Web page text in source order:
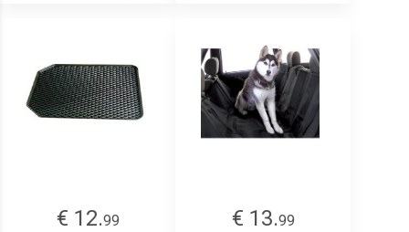
€ 12.99
€ 13.99